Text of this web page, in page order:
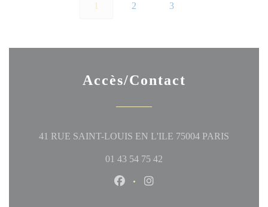
1 2 3
Accès/Contact
41 RUE SAINT-LOUIS EN L'ILE 75004 PARIS
01 43 54 75 42
Facebook ((ouvre une nouvelle